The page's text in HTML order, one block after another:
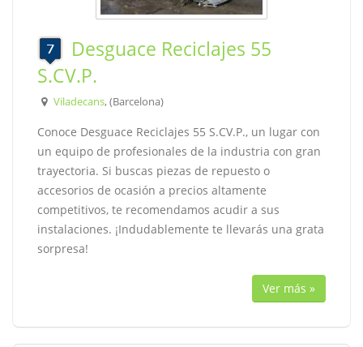
Desguace Reciclajes 55
S.CV.P.
Viladecans, (Barcelona)
Conoce Desguace Reciclajes 55 S.CV.P., un lugar con
un equipo de profesionales de la industria con gran
trayectoria. Si buscas piezas de repuesto o
accesorios de ocasión a precios altamente
competitivos, te recomendamos acudir a sus
instalaciones. ¡Indudablemente te llevarás una grata
sorpresa!
Ver más »